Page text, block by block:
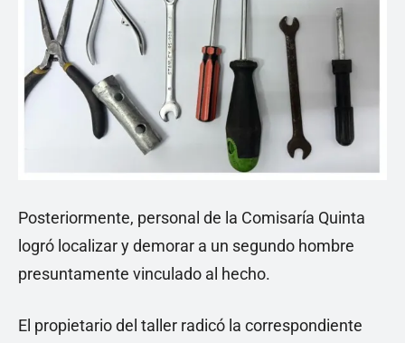
Posteriormente, personal de la Comisaría Quinta
logró localizar y demorar a un segundo hombre
presuntamente vinculado al hecho.
El propietario del taller radicó la correspondiente